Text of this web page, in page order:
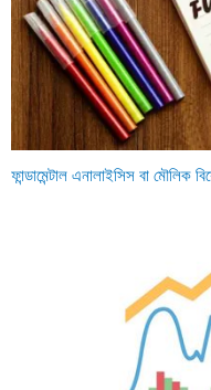
ফান্ডামেন্টাল এনালাইসিস বা মৌলিক